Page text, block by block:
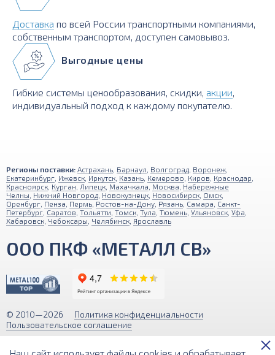
Доставка по всей России транспортными компаниями,
собственным транспортом, доступен самовывоз.
Выгодные цены
Гибкие системы ценообразования, скидки, акции,
индивидуальный подход к каждому покупателю.
Регионы поставки: Астрахань Барнаул Волгоград Воронеж
Екатеринбург Ижевск Иркутск Казань Кемерово Киров Краснодар
Красноярск Курган Липецк Махачкала Москва Набережные
Челны Нижний Новгород Новокузнецк Новосибирск Омск
Оренбург Пенза Пермь Ростов-на-Дону Рязань Самара Санкт-
Петербург Саратов Тольятти Томск Тула Тюмень Ульяновск Уфа
Хабаровск Чебоксары Челябинск Ярославль
ООО ПКФ «МЕТАЛЛ СВ»
© 2010—2026
Политика конфиденциальности
Пользовательское соглашение
на этом интернет-сайте носит исключительно информационный